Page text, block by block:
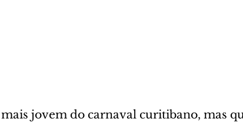
mais jovem do carnaval curitibano, mas